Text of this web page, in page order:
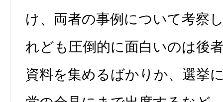
け、両者の事例について考察
れども圧倒的に面白いのは後
資料を集めるばかりか、選挙